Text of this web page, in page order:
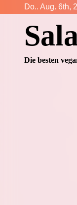
springen
Do.. Aug. 6th,
Die besten